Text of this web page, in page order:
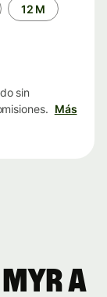
12 M
sin
Más
a